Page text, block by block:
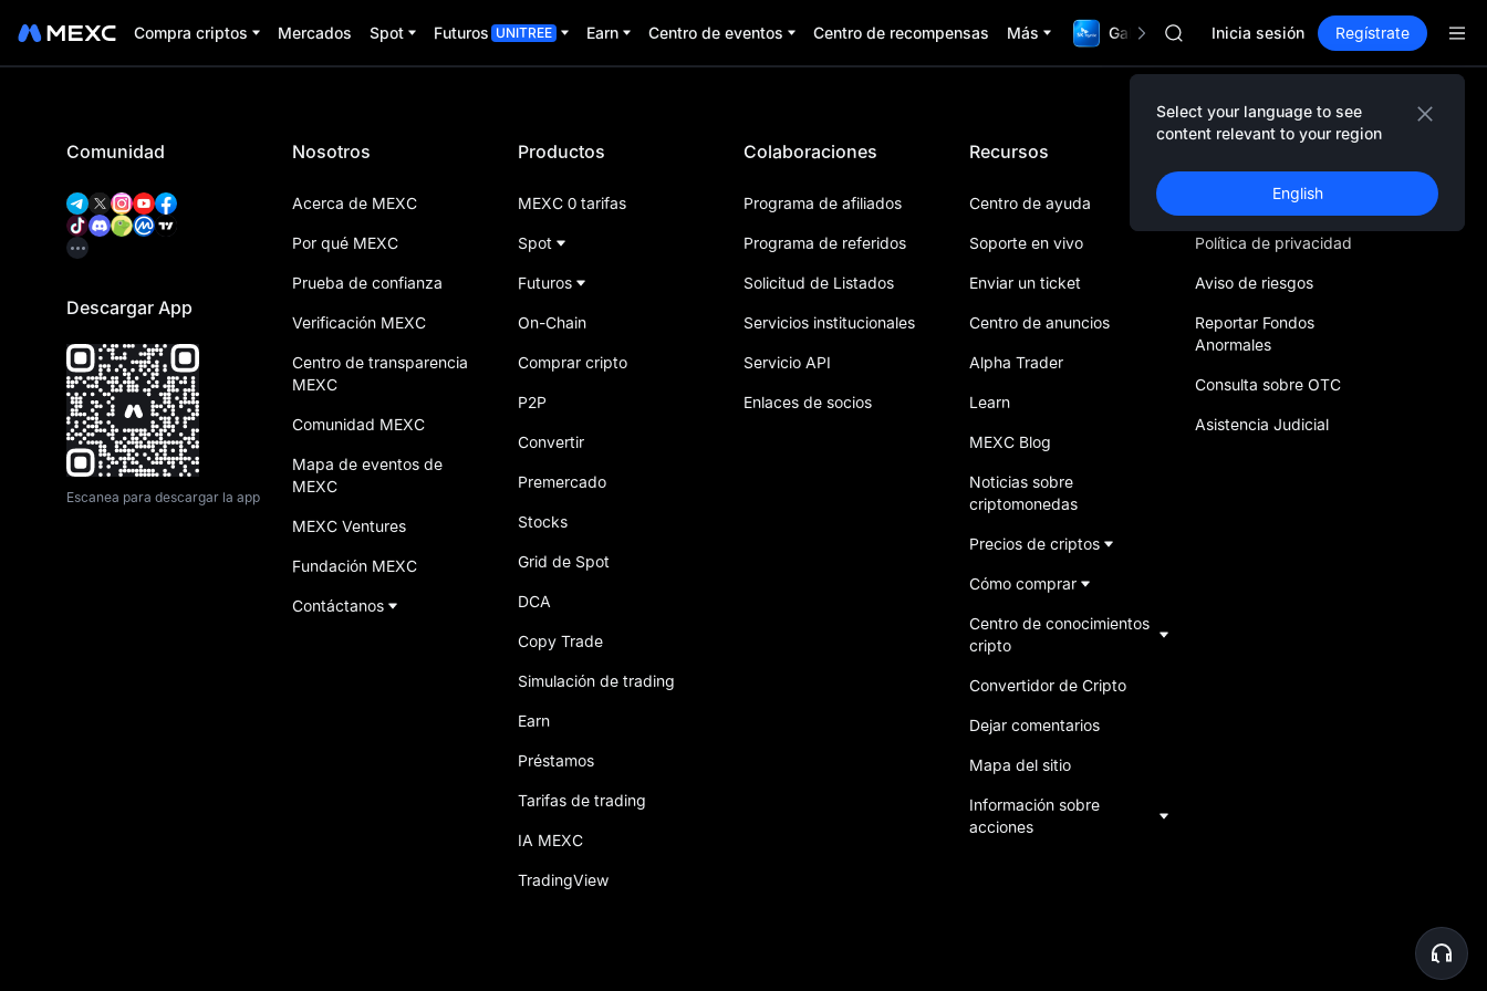
Compra criptos Mercados Spot Futuros UNITREE Earn Centro de eventos Centro de recompensas Más Gala TradFi de $1,000,000
AAOI
Futuro de Unitree ya en vivo
Suscripción mercado 10A
AAOI
SPCX
UNITREE
Suscripción mercado 10A
SPCX sube pese al lock-up
Inicia sesión Regístrate
Select your language to see
content relevant to your region
English
Comunidad
Descargar App
Escanea para descargar la app
Nosotros
Acerca de MEXC
Por qué MEXC
Prueba de confianza
Verificación MEXC
Centro de transparencia
MEXC
Comunidad MEXC
Mapa de eventos de
MEXC
MEXC Ventures
Fundación MEXC
Contáctanos
Productos
MEXC 0 tarifas
Spot
Futuros
On-Chain
Comprar cripto
P2P
Convertir
Premercado
Stocks
Grid de Spot
DCA
Copy Trade
Simulación de trading
Earn
Préstamos
Tarifas de trading
IA MEXC
TradingView
Colaboraciones
Programa de afiliados
Programa de referidos
Solicitud de Listados
Servicios institucionales
Servicio API
Enlaces de socios
Recursos
Centro de ayuda
Soporte en vivo
Enviar un ticket
Centro de anuncios
Alpha Trader
Learn
MEXC Blog
Noticias sobre
criptomonedas
Precios de criptos
Cómo comprar
Centro de conocimientos
cripto
Convertidor de Cripto
Dejar comentarios
Mapa del sitio
Información sobre
acciones
Acuerdo de usuario
Política de privacidad
Aviso de riesgos
Reportar Fondos
Anormales
Consulta sobre OTC
Asistencia Judicial